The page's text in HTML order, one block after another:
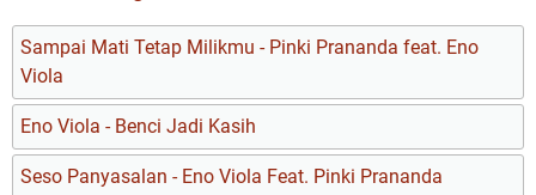
Sampai Mati Tetap Milikmu - Pinki Prananda feat. Eno
Viola
Eno Viola - Benci Jadi Kasih
Seso Panyasalan - Eno Viola Feat. Pinki Prananda